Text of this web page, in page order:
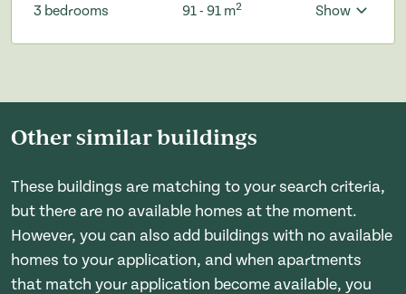
3 bedrooms 91 - 91 m2 Show
Other similar buildings
These buildings are matching to your search criteria,
but there are no available homes at the moment.
However, you can also add buildings with no available
homes to your application, and when apartments
that match your application become available, you